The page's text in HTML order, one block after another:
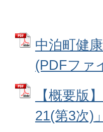
中泊町健
(PDFファ
【概要版
21(第3次)